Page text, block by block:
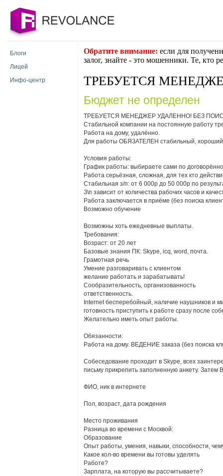
Блоги
Лицей
Инфо-центр
Обратите внимание: если для
залог, знайте - это мошенники. Те, кто
ТРЕБУЕТСЯ
Бюджет не определен
ТРЕБУЕТСЯ МЕНЕДЖЕР УДАЛЕННО! БЕЗ
Стабильной компании на постоянную работу
Работа на дому, удалённо.
Для работы ОБЯЗАТЕЛЕН стабильный, хороший
Условия работы:
График работы: выбираете сами по
Работа серьёзная, сложная, для тех кто
Стабильная з/п: от 6 000р до 50 000р по
З\п зависит от количества рабочих часов и
Работа заключается в приёме (без поиска
Возможно обучение
Возможны хоть ежедневные выплаты.
Требования:
Возраст: от 20 лет
Базовые знания ПК: Skype, icq, word, почта.
Грамотная речь
Умение разговаривать с клиентом
желание работать и зарабатывать!
Сообразительность, организованность
ответственность.
Internet бесперебойный, наличие наушников и
готовность приступить к работе сразу после
Желательно иметь опыт работы.
Обязанности:
Работа на дому. ВЕДЕНИЕ заказа (без поиска
Собеседование проходит в Skype, всех
письму прикрепить заполненную анкету.
ФИО, ник в интернете
Пол, возраст, дата рождения
Место проживания
Разница во времени с Москвой:
Образование
Опыт работы, умения, навыки, способности,
Какое кол-во времени вы готовы уделять
Работе?
Зарплата, на которую вы рассчитываете?